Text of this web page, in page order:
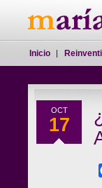
OCT
17
Inicio